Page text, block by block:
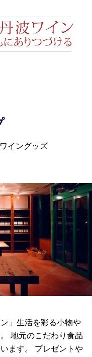
イングッズ
」生活を彩る小物や
地元のこだわり食品
ます。 プレゼントや